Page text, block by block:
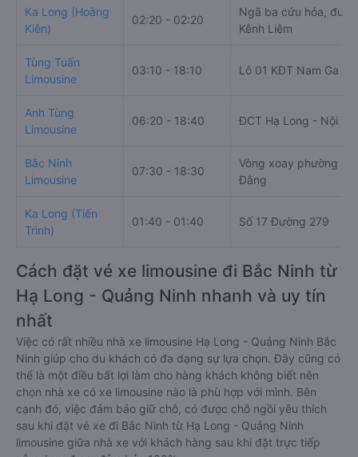
Ka Long (Hoàng
Kiên)
02:20 - 02:20
Ngã ba cứu hỏa,
Tùng Tuấn
Limousine
03:10 - 18:10 Lô 01 KĐT Nam Ga
Anh Tùng
Limousine
06:20 - 18:40 ĐCT Hạ Long - Nội Bài
Bắc Ninh
Limousine
07:30 - 18:30
Vòng xoay phường
Ka Long (Tiến
Trình)
01:40 - 01:40 Số 17 Đường 279
Cách đặt vé xe limousine đi Bắc Ninh từ
Hạ Long - Quảng Ninh nhanh và uy tín
nhất
Việc có rất nhiều nhà xe limousine Hạ Long - Quảng Ninh Bắc
Ninh giúp cho du khách có đa dạng sự lựa chọn. Đây cũng có
thể là một điều bất lợi làm cho hàng khách không biết nên
chọn nhà xe có xe limousine nào là phù hợp với mình. Bên